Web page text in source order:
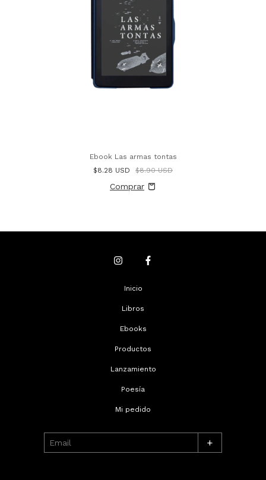
Ebook Las armas tontas
$8.28 USD
$8.90 USD
Inicio
Libros
Ebooks
Productos
Lanzamiento
Poesía
Mi pedido
+